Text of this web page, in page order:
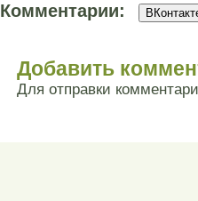
Комментарии:
Добавить
Для отправки